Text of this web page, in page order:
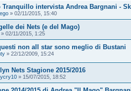
Tranquillo intervista Andrea Bargnani -
» 02/11/2015, 15:40
dei Nets (e del Mago)
» 02/11/2015, 1:25
non all star sono meglio di Bustani
» 22/12/2009, 15:24
Nets Stagione 2015/2016
» 15/07/2015, 18:52